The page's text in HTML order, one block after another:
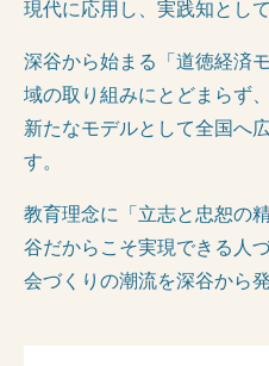
現代に応用し、実践知として
深谷から始まる「道徳経済
域の取り組みにとどまらず
新たなモデルとして全国へ
す。
教育理念に「立志と忠恕の
谷だからこそ実現できる人
会づくりの潮流を深谷から